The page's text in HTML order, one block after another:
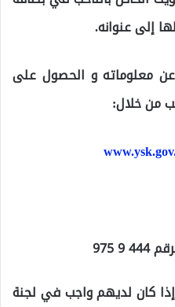
إلى عنوانه.
عن معلوماته و الحصول على
من خلال:
كان لديهم واجب في لجنة